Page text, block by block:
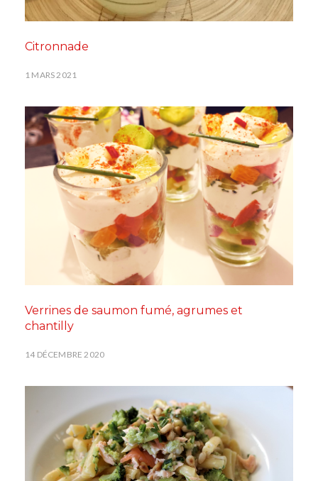
Citronnade
1 MARS 2021
Verrines de saumon fumé, agrumes et
chantilly
14 DÉCEMBRE 2020